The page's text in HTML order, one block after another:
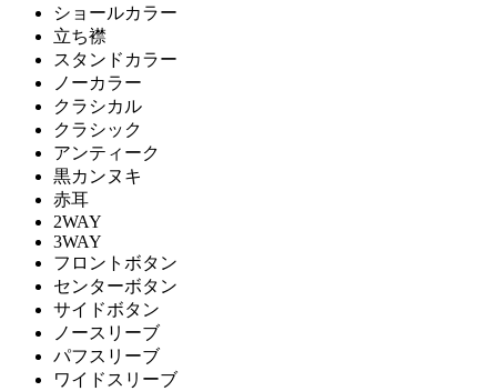
ショールカラー
立ち襟
スタンドカラー
ノーカラー
クラシカル
クラシック
アンティーク
黒カンヌキ
赤耳
2WAY
3WAY
フロントボタン
センターボタン
サイドボタン
ノースリーブ
パフスリーブ
ワイドスリーブ